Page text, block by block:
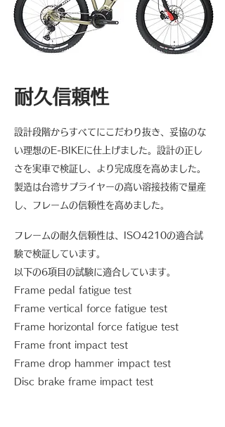
耐久信頼性
設計段階からすべてにこだわり抜き、妥協のな
い理想のE-BIKEに仕上げました。設計の正し
さを実車で検証し、より完成度を高めました。
製造は台湾サプライヤーの高い溶接技術で量産
し、フレームの信頼性を高めました。
フレームの耐久信頼性は、ISO4210の適合試
験で検証しています。
以下の6項目の試験に適合しています。
Frame pedal fatigue test
Frame vertical force fatigue test
Frame horizontal force fatigue test
Frame front impact test
Frame drop hammer impact test
Disc brake frame impact test